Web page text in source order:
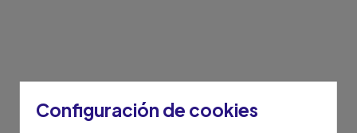
Configuración de cookies